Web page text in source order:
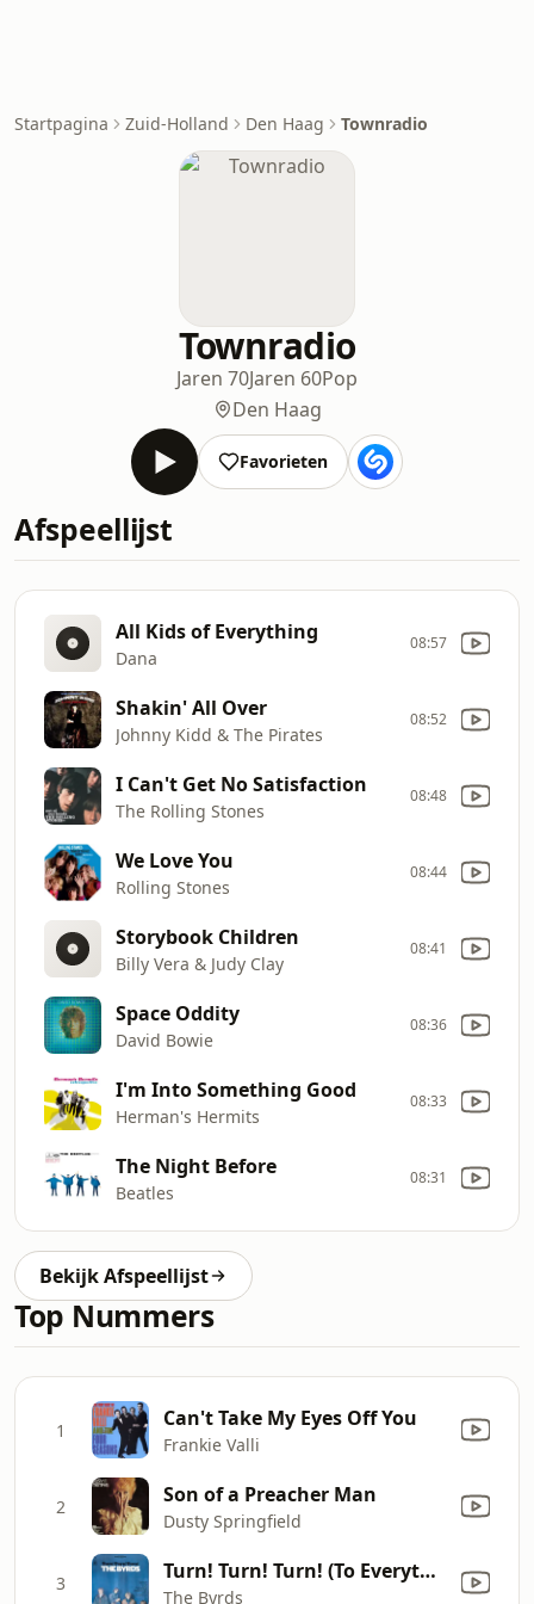
Startpagina Zuid-Holland Den Haag Townradio
Townradio
Jaren 70Jaren 60Pop
Den Haag
Favorieten
Afspeellijst
All Kids of Everything
Dana
08:57
Shakin' All Over
Johnny Kidd & The Pirates
08:52
I Can't Get No Satisfaction
The Rolling Stones
08:48
We Love You
Rolling Stones
08:44
Storybook Children
Billy Vera & Judy Clay
08:41
Space Oddity
David Bowie
08:36
I'm Into Something Good
Herman's Hermits
08:33
The Night Before
Beatles
08:31
Bekijk Afspeellijst
Top Nummers
1 Can't Take My Eyes Off You
Frankie Valli
2 Son of a Preacher Man
Dusty Springfield
3 Turn! Turn! Turn! (To Everything There Is a Season)
The Byrds